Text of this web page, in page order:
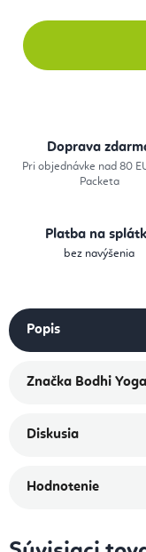
Doprava
Pri objednávke nad 80
Packeta
Platba na
bez navýšenia
Popis
Značka Bodhi Yoga
Diskusia
Hodnotenie